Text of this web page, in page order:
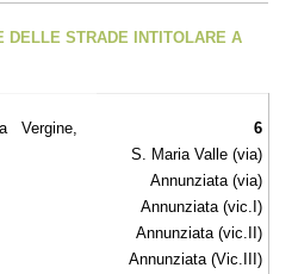
DELLE STRADE INTITOLARE A
Vergine,
6
S. Maria Valle (via)
Annunziata (via)
Annunziata (vic.I)
Annunziata (vic.II)
Annunziata (Vic.III)